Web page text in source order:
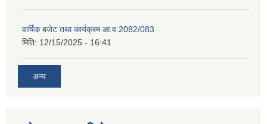
वार्षिक बजेट तथा कार्यक्रम आ.व.2082/083
मिति: 12/15/2025 - 16:41
अन्य